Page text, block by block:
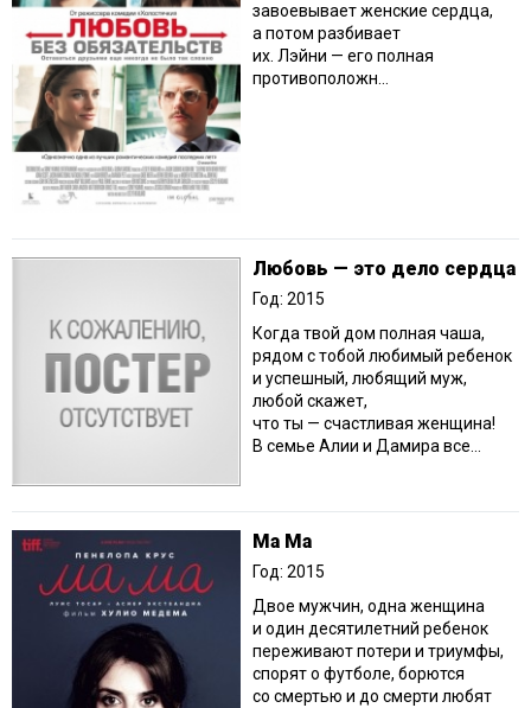
завоевывает женские сердца,
а потом разбивает
их. Лэйни — его полная
противоположн...
Любовь — это дело сердца
Год: 2015
Когда твой дом полная чаша,
рядом с тобой любимый ребенок
и успешный, любящий муж,
любой скажет,
что ты — счастливая женщина!
В семье Алии и Дамира все...
Ма Ма
Год: 2015
Двое мужчин, одна женщина
и один десятилетний ребенок
переживают потери и триумфы,
спорят о футболе, борются
со смертью и до смерти любят